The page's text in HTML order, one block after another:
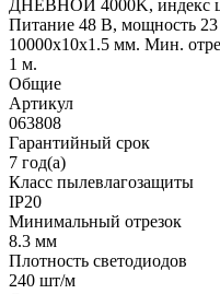
ДНЕВНОЙ 4000K, индекс
Питание 48 В, мощность
10000x10x1.5 мм. Мин.
1 м.
Общие
Артикул
063808
Гарантийный срок
7 год(а)
Класс пылевлагозащиты
IP20
Минимальный отрезок
8.3 мм
Плотность светодиодов
240 шт/м